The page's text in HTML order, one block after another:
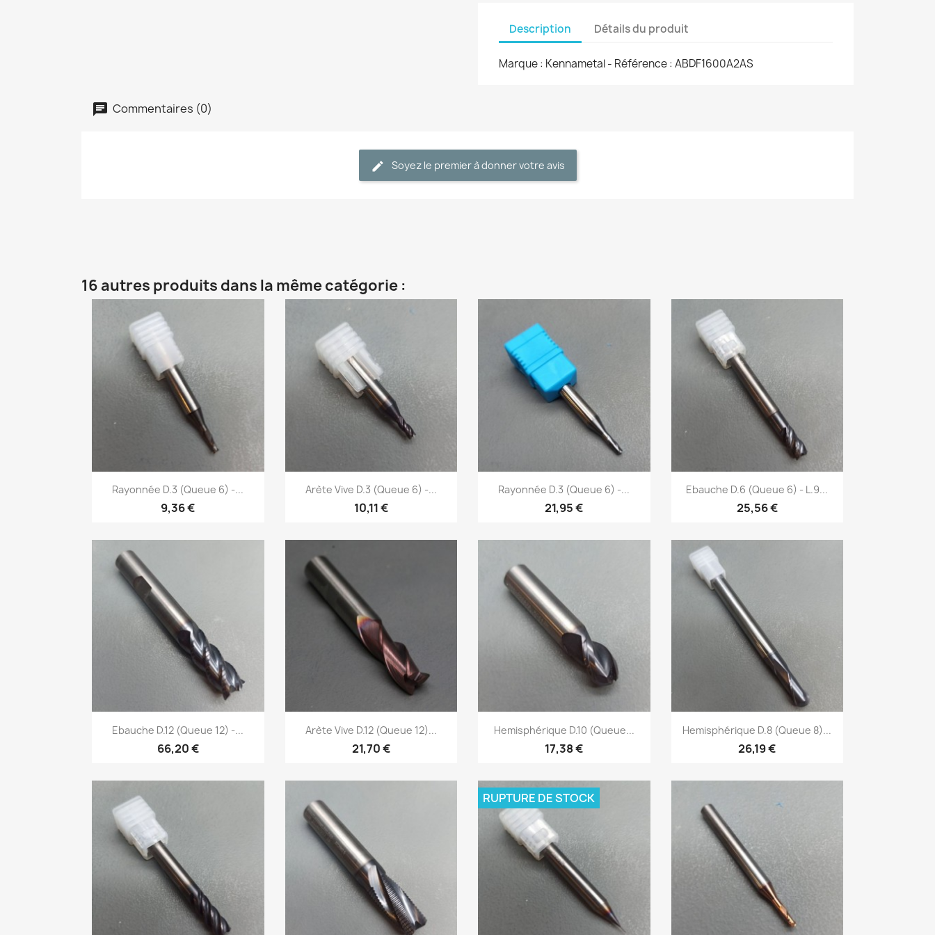
Description Détails du produit
Marque : Kennametal - Référence : ABDF1600A2AS
Commentaires (0)
Soyez le premier à donner votre avis
16 autres produits dans la même catégorie :
Aperçu rapide
Rayonnée D.3 (Queue 6) -...
9,36 €
Aperçu rapide
Arète Vive D.3 (Queue 6) -...
10,11 €
Aperçu rapide
Rayonnée D.3 (Queue 6) -...
21,95 €
Aperçu rapide
Ebauche D.6 (Queue 6) - L.9...
25,56 €
Aperçu rapide
Ebauche D.12 (Queue 12) -...
66,20 €
Aperçu rapide
Arète Vive D.12 (Queue 12)...
21,70 €
Aperçu rapide
Hemisphérique D.10 (Queue...
17,38 €
Aperçu rapide
Hemisphérique D.8 (Queue 8)...
26,19 €
RUPTURE DE STOCK